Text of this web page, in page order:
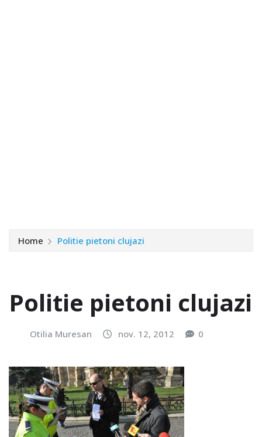
Home Politie pietoni clujazi
Politie pietoni clujazi
Otilia Muresan nov. 12, 2012 0